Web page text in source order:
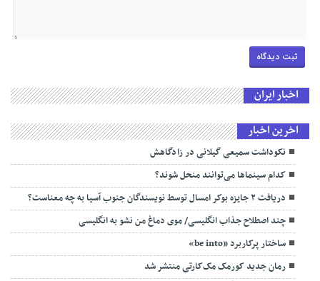
اخبار ایران
اخرین اخبار
نکوداشت سمیعی گیلانی در زادگاهش
کدام سینماها می‌توانند منحل شوند؟
دریافت ۲ جایزه بوکر امسال توسط نویسندگان جنوب آسیا به چه معناست؟
چند اصطلاح جذاب انگلیسی/ موی دماغ من نشو به انگلیسی
ساختار پرکاربرد «be into»
رمان جدید کورمک مک‌کارتی منتشر شد